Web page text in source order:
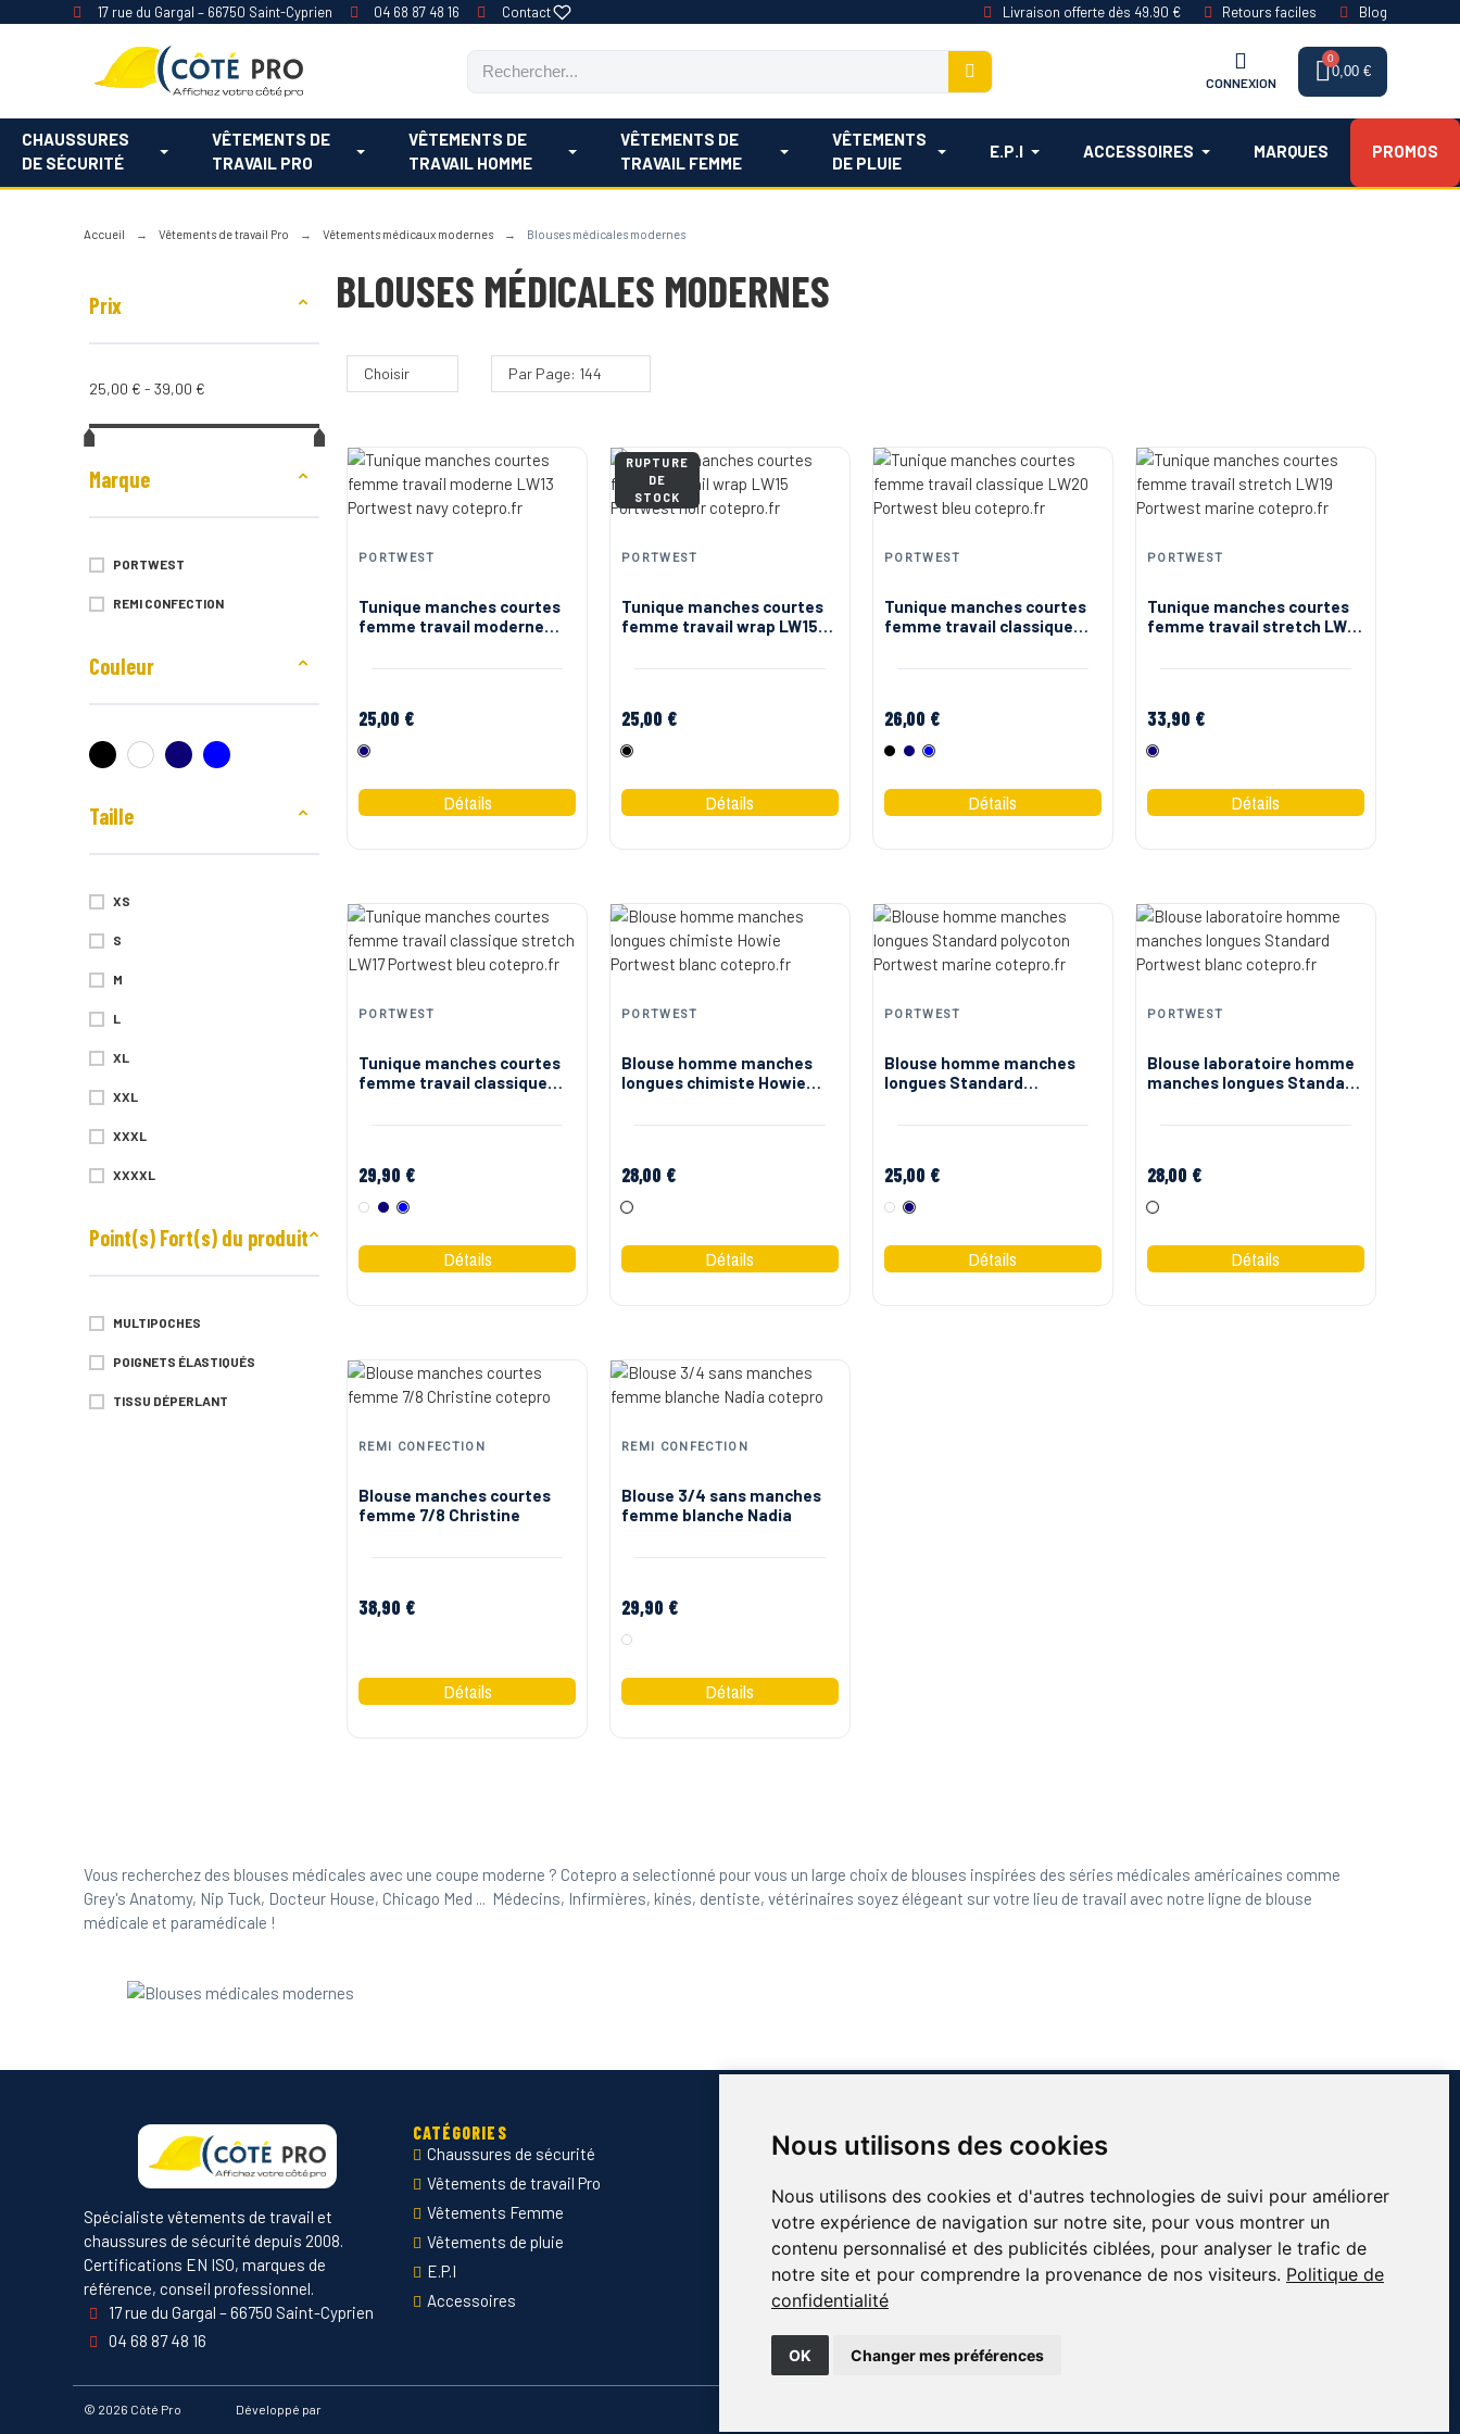
Nous utilisons des cookies
Nous utilisons des cookies et d'autres technologies de suivi pour améliorer
votre expérience de navigation sur notre site, pour vous montrer un
contenu personnalisé et des publicités ciblées, pour analyser le trafic de
notre site et pour comprendre la provenance de nos visiteurs. Politique de
confidentialité
OK Changer mes préférences
17 rue du Gargal – 66750 Saint-Cyprien 04 68 87 48 16 Contact Livraison offerte dès 49.90 € Retours faciles Blog
CONNEXION
0,00 €
CHAUSSURES
DE SÉCURITÉ
VÊTEMENTS DE
TRAVAIL PRO
VÊTEMENTS DE
TRAVAIL HOMME
VÊTEMENTS DE
TRAVAIL FEMME
VÊTEMENTS
DE PLUIE
E.P.I ACCESSOIRES MARQUES PROMOS
Accueil Vêtements de travail Pro Vêtements médicaux modernes Blouses médicales modernes
Prix
25,00 € - 39,00 €
Marque
PORTWEST
REMI CONFECTION
Couleur
Taille
XS
S
M
L
XL
XXL
XXXL
XXXXL
Point(s) Fort(s) du produit
MULTIPOCHES
POIGNETS ÉLASTIQUÉS
TISSU DÉPERLANT
BLOUSES MÉDICALES MODERNES
Choisir Par Page: 144
PORTWEST
Tunique manches courtes
femme travail moderne
25,00 €
Marine
PORTWEST
Tunique manches courtes
femme travail wrap LW15
25,00 €
Noir
RUPTURE
DE
STOCK
PORTWEST
Tunique manches courtes
femme travail classique
26,00 €
NoirMarine
Bleu
PORTWEST
Tunique manches courtes
femme travail stretch LW19
33,90 €
Marine
PORTWEST
Tunique manches courtes
femme travail classique
29,90 €
BlancMarine
Bleu
PORTWEST
Blouse homme manches
longues chimiste Howie
28,00 €
Blanc
PORTWEST
Blouse homme manches
longues Standard
25,00 €
BlancMarine
PORTWEST
Blouse laboratoire homme
manches longues Standard
28,00 €
Blanc
REMI CONFECTION
Blouse manches courtes
femme 7/8 Christine
38,90 €
REMI CONFECTION
Blouse 3/4 sans manches
femme blanche Nadia
29,90 €
Blanc
Vous recherchez des blouses médicales avec une coupe moderne ? Cotepro a selectionné pour vous un large choix de blouses inspirées des séries médicales américaines comme
Grey's Anatomy, Nip Tuck, Docteur House, Chicago Med ... Médecins, Infirmières, kinés, dentiste, vétérinaires soyez élégeant sur votre lieu de travail avec notre ligne de blouse
médicale et paramédicale !
Spécialiste vêtements de travail et
chaussures de sécurité depuis 2008.
Certifications EN ISO, marques de
référence, conseil professionnel.
17 rue du Gargal – 66750 Saint-Cyprien
04 68 87 48 16
CATÉGORIES
Chaussures de sécurité
Vêtements de travail Pro
Vêtements Femme
Vêtements de pluie
E.P.I
Accessoires
SERVICES
Devis B2B
Guide des tailles
Marquage des vêtements professionnels
Envoyer Mandats administratifs
Nouveautés
INFORMATIONS
Contact
Blog & conseils
Livraison & retour
Mentions légales
© 2026 Côté Pro Développé par